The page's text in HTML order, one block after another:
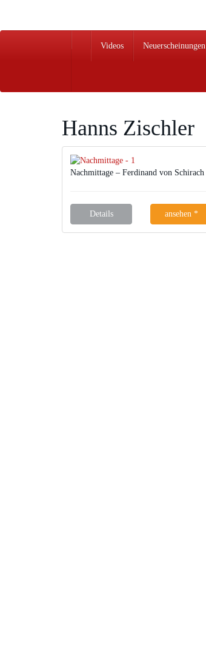
main
Videos Neuerscheinungen
Hanns Zischler
Nachmittage – Ferdinand von Schirach
Details ansehen *